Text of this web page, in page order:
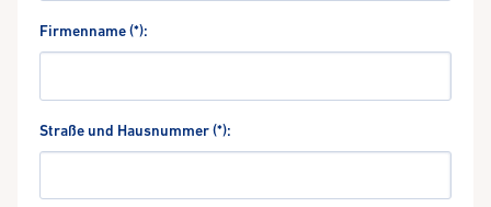
Firmenname (*):
Straße und Hausnummer (*):